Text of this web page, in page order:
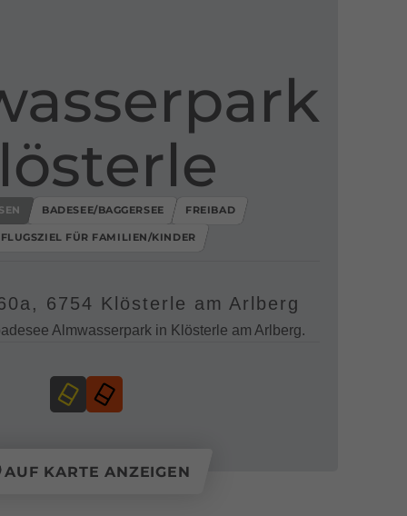
BADESEE/BAGGERSEE FREIBAD
FÜR FAMILIEN/KINDER
6754 Klösterle am Arlberg
Almwasserpark in Klösterle am Arlberg.
AUF KARTE ANZEIGEN